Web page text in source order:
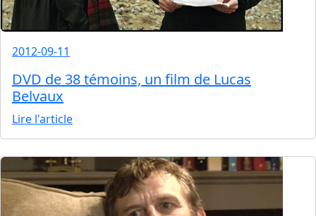
2012-09-11
DVD de 38 témoins, un film de Lucas
Belvaux
Lire l'article